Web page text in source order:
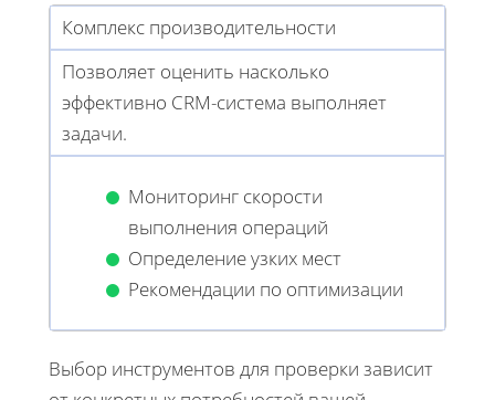
Комплекс производительности
Позволяет оценить насколько
эффективно CRM-система выполняет
задачи.
Мониторинг скорости
выполнения операций
Определение узких мест
Рекомендации по оптимизации
Выбор инструментов для проверки зависит